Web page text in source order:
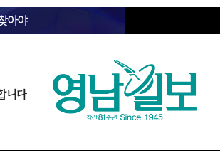
아야
니다